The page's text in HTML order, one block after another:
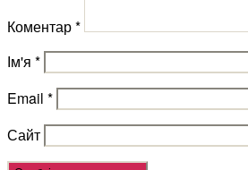
Коментар*
Ім'я *
Email *
Сайт